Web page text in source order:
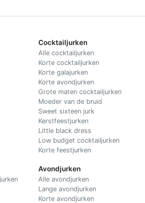
Cocktailjurken
Alle cocktailjurken
Korte cocktailjurken
Korte galajurken
Korte avondjurken
Grote maten cocktailjurken
Moeder van de bruid
Sweet sixteen jurk
Kerstfeestjurken
Little black dress
Low budget cocktailjurken
Korte feestjurken
Avondjurken
Alle avondjurken
Lange avondjurken
Korte avondjurken